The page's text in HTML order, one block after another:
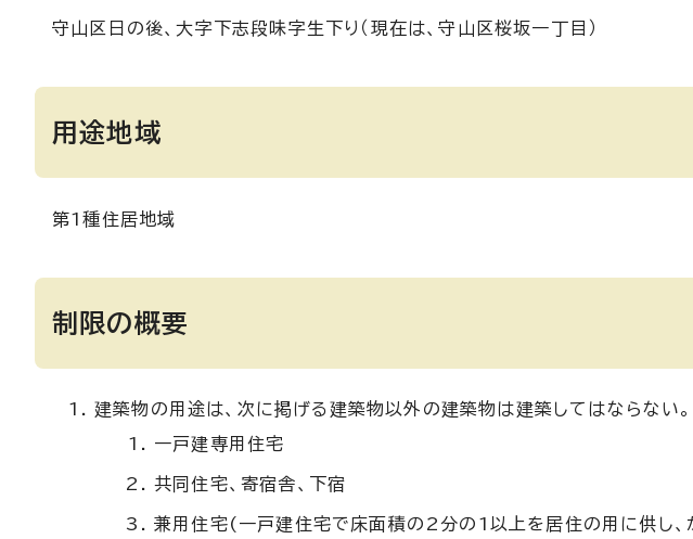
守山区日の後、大字下志段味字生下り（現在は、守山区桜坂一丁目）
用途地域
第1種住居地域
制限の概要
建築物の用途は、次に掲げる建築物以外の建築物は建築してはならない。
一戸建専用住宅
共同住宅、寄宿舎、下宿
兼用住宅(一戸建住宅で床面積の2分の1以上を居住の用に供し、